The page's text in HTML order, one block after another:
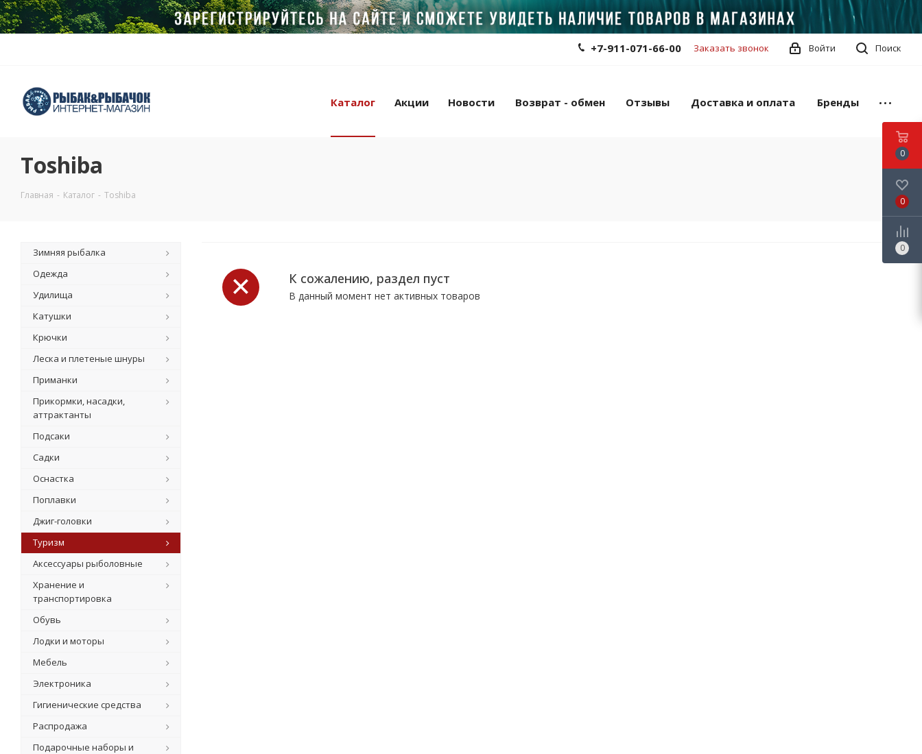
Поиск
Войти
+7-911-071-66-00 Заказать звонок
Каталог Акции Новости Возврат - обмен Отзывы Доставка и оплата Бренды
Toshiba
Главная - Каталог - Toshiba
К сожалению, раздел пуст
В данный момент нет активных товаров
Зимняя рыбалка
Одежда
Удилища
Катушки
Крючки
Леска и плетеные шнуры
Приманки
Прикормки, насадки,
аттрактанты
Подсаки
Садки
Оснастка
Поплавки
Джиг-головки
Туризм
Аксессуары рыболовные
Хранение и
транспортировка
Обувь
Лодки и моторы
Мебель
Электроника
Гигиенические средства
Распродажа
Подарочные наборы и
0
0
0